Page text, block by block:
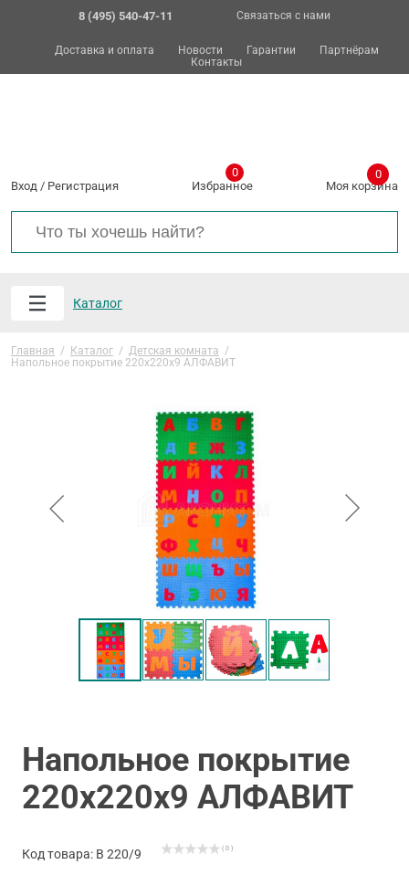
8 (495) 540-47-11 Связаться с нами
Доставка и оплата Новости Гарантии
Партнёрам
Контакты
Вход / Регистрация Избранное
0
Моя корзина
0
Каталог
Главная / Каталог / Детская комната /
Напольное покрытие 220х220х9 АЛФАВИТ
Напольное покрытие
220х220х9 АЛФАВИТ
Код товара: В 220/9 ( 0 )